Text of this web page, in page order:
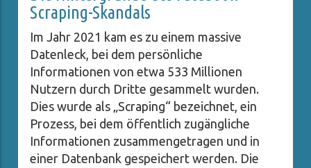
Scraping-Skandals
Im Jahr 2021 kam es zu einem massive
Datenleck, bei dem persönliche
Informationen von etwa 533 Millionen
Nutzern durch Dritte gesammelt wurden.
Dies wurde als „Scraping“ bezeichnet, ein
Prozess, bei dem öffentlich zugängliche
Informationen zusammengetragen und in
einer Datenbank gespeichert werden. Die